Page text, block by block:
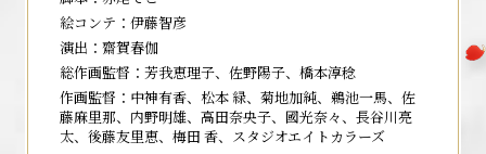
絵コンテ：伊藤智彦
演出：齋賀春伽
総作画監督：芳我恵理子、佐野陽子、橋本淳稔
作画監督：中神有香、松本 緑、菊地加純、鵜池一馬、佐
藤麻里那、内野明雄、高田奈央子、國光奈々、長谷川亮
太、後藤友里恵、梅田 香、スタジオエイトカラーズ
MUSIC
Blu-ray&DVD